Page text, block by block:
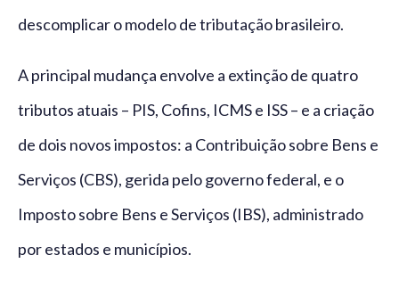
descomplicar o modelo de tributação brasileiro.
A principal mudança envolve a extinção de quatro
tributos atuais – PIS, Cofins, ICMS e ISS – e a criação
de dois novos impostos: a Contribuição sobre Bens e
Serviços (CBS), gerida pelo governo federal, e o
Imposto sobre Bens e Serviços (IBS), administrado
por estados e municípios.